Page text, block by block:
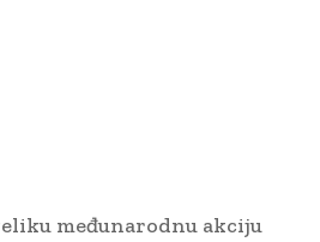
međunarodnu akciju